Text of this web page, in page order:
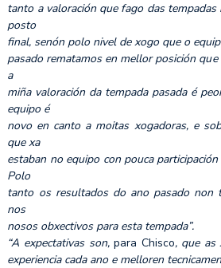
tanto a valoración que fago das
posto
final, senón polo nivel de xogo que o
pasado rematamos en mellor posición
a
miña valoración da tempada pasada é
equipo é
novo en canto a moitas xogadoras, e
que xa
estaban no equipo con pouca
Polo
tanto os resultados do ano pasado non
nos
nosos obxectivos para esta tempada”.
“A expectativas son,para Chisco, que as
experiencia cada ano e melloren